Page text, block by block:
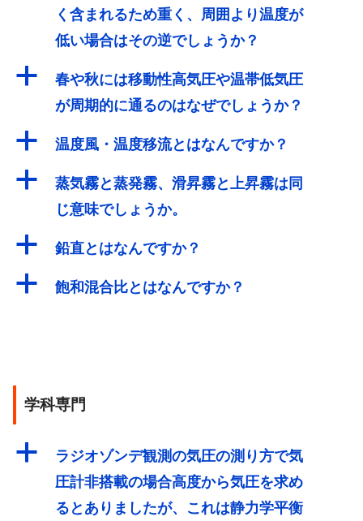
く含まれるため重く、周囲より温度が
低い場合はその逆でしょうか？
a
春や秋には移動性高気圧や温帯低気圧
が周期的に通るのはなぜでしょうか？
a 温度風・温度移流とはなんですか？
a
蒸気霧と蒸発霧、滑昇霧と上昇霧は同
じ意味でしょうか。
a 鉛直とはなんですか？
a 飽和混合比とはなんですか？
学科専門
a
ラジオゾンデ観測の気圧の測り方で気
圧計非搭載の場合高度から気圧を求め
るとありましたが、これは静力学平衡